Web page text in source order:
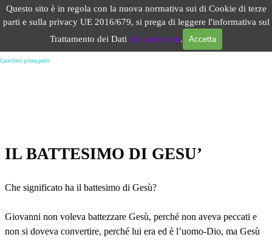
Questo sito è in regola con la nuova normativa sui di Cookie di terze
parti e sulla privacy UE 2016/679, si prega di leggere l'informativa sul
Trattamento dei Dati cliccando qui. Accetta
Vai ai contenuti
Salta menù
Battesimo di Gesù scopo significato catechesi
Catechesi prima parte
IL BATTESIMO DI GESU’
Che significato ha il battesimo di Gesù?
Giovanni non voleva battezzare Gesù, perché non aveva peccati e
non si doveva convertire, perché lui era ed è l’uomo-Dio, ma Gesù